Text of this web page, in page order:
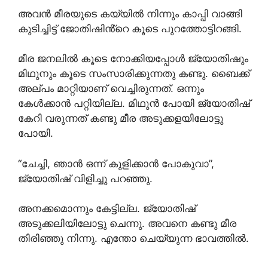
അവൻ മീരയുടെ കയ്യിൽ നിന്നും കാപ്പി വാങ്ങി
കുടിച്ചിട്ട് ജോതിഷിൻ്റെ കൂടെ പുറത്തോട്ടിറങ്ങി.
മീര ജനലിൽ കൂടെ നോക്കിയപ്പോൾ ജ്യോതിഷും
മിഥുനും കൂടെ സംസാരിക്കുന്നതു കണ്ടു. ബൈക്ക്
അല്പം മാറ്റിയാണ് വെച്ചിരുന്നത്. ഒന്നും
കേൾക്കാൻ പറ്റിയില്ല. മിഥുൻ പോയി ജ്യോതിഷ്
കേറി വരുന്നത് കണ്ടു മീര അടുക്കളയിലോട്ടു
പോയി.
“ചേച്ചി, ഞാൻ ഒന്ന് കുളിക്കാൻ പോകുവാ”,
ജ്യോതിഷ് വിളിച്ചു പറഞ്ഞു.
അനക്കമൊന്നും കേട്ടില്ല. ജ്യോതിഷ്
അടുക്കലിയിലോട്ടു ചെന്നു. അവനെ കണ്ടു മീര
തിരിഞ്ഞു നിന്നു. എന്തോ ചെയ്യുന്ന ഭാവത്തിൽ.